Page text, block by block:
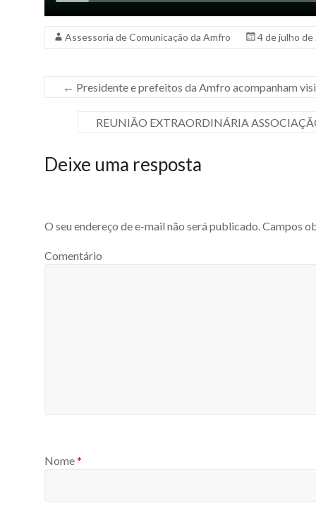
Assessoria de Comunicação da Amfro 4 de julho de
← Presidente e prefeitos da Amfro acompanham
REUNIÃO EXTRAORDINÁRIA
Deixe uma resposta
O seu endereço de e-mail não será publicado.Campos
Comentário
Nome*